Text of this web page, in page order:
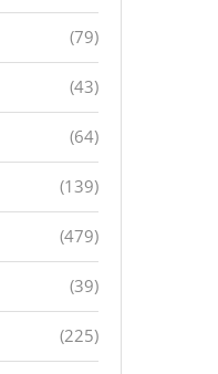
(79)
(43)
(64)
(139)
(479)
(39)
(225)